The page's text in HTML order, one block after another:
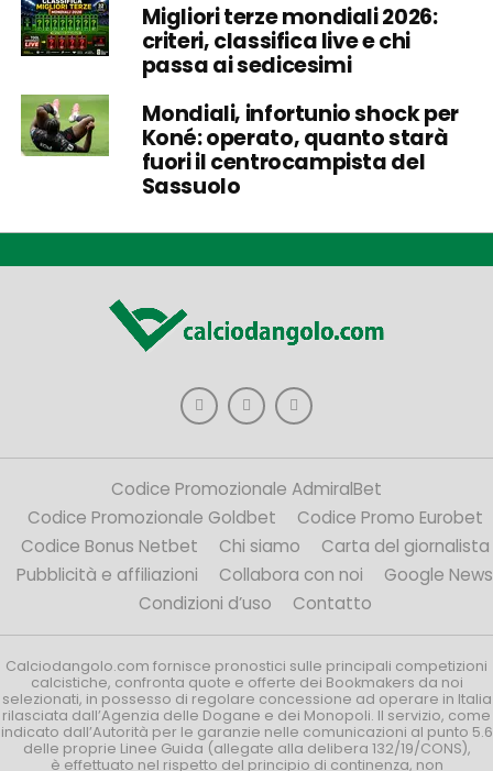
Migliori terze mondiali 2026:
criteri, classifica live e chi
passa ai sedicesimi
Mondiali, infortunio shock per
Koné: operato, quanto starà
fuori il centrocampista del
Sassuolo
Codice Promozionale AdmiralBet
Codice Promozionale Goldbet
Codice Promo Eurobet
Codice Bonus Netbet
Chi siamo
Carta del giornalista
Pubblicità e affiliazioni
Collabora con noi
Google News
Condizioni d’uso
Contatto
Calciodangolo.com fornisce pronostici sulle principali competizioni
calcistiche, confronta quote e offerte dei Bookmakers da noi
selezionati, in possesso di regolare concessione ad operare in Italia
rilasciata dall’Agenzia delle Dogane e dei Monopoli. Il servizio, come
indicato dall’Autorità per le garanzie nelle comunicazioni al punto 5.6
delle proprie Linee Guida (allegate alla delibera 132/19/CONS),
è effettuato nel rispetto del principio di continenza, non